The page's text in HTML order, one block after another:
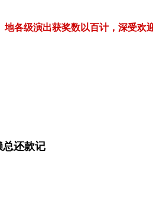
级演出获奖数以百计，深受欢
总还款记